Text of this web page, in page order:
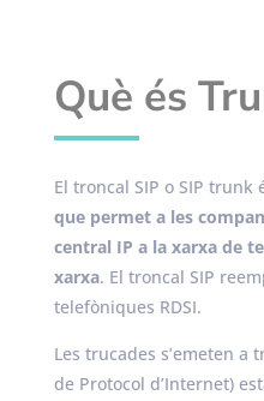
Què és
El troncal SIP o SIP trunk
que permet a les
central IP a la xarxa de
xarxa. El troncal SIP
telefòniques RDSI.
Les trucades s’emeten a
de Protocol d’Internet)